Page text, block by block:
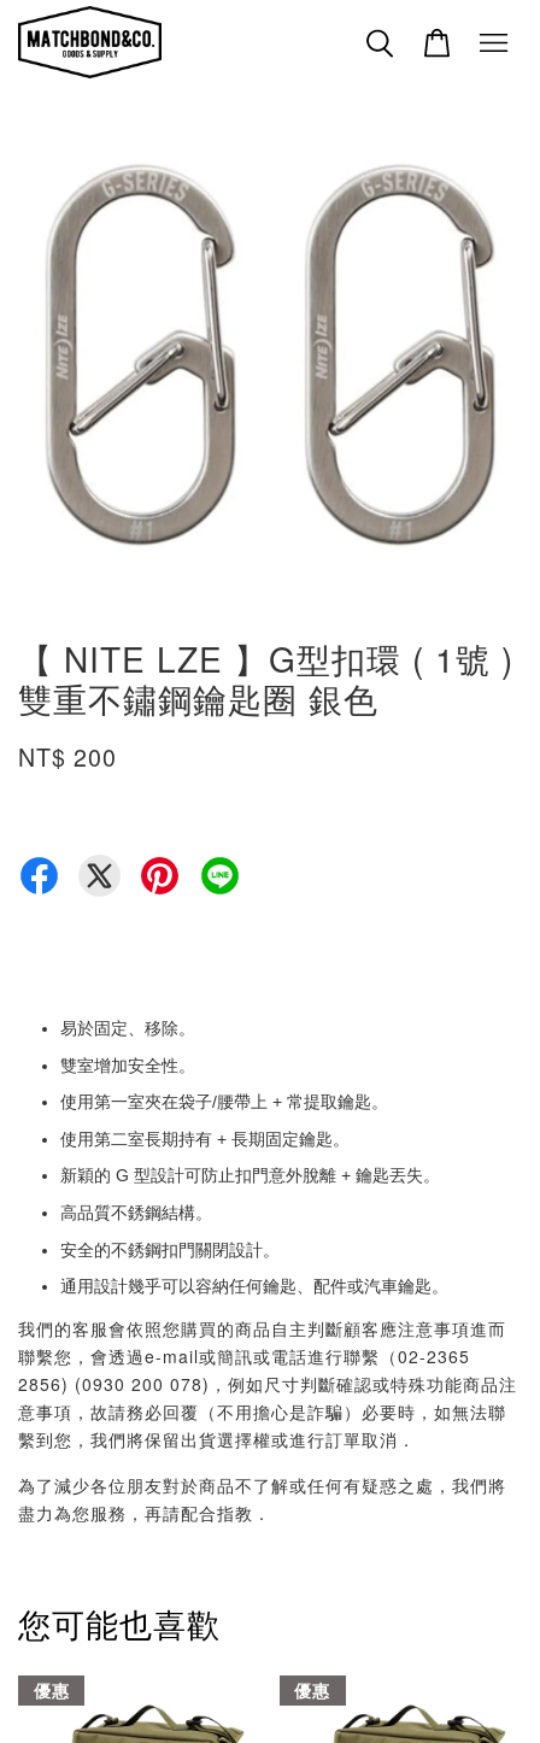
【 NITE LZE 】G型扣環 ( 1號 )
雙重不鏽鋼鑰匙圈 銀色
NT$ 200
易於固定、移除。
雙室增加安全性。
使用第一室夾在袋子/腰帶上 + 常提取鑰匙。
使用第二室長期持有 + 長期固定鑰匙。
新穎的 G 型設計可防止扣門意外脫離 + 鑰匙丟失。
高品質不銹鋼結構。
安全的不銹鋼扣門關閉設計。
通用設計幾乎可以容納任何鑰匙、配件或汽車鑰匙。
我們的客服會依照您購買的商品自主判斷顧客應注意事項進而
聯繫您，會透過e-mail或簡訊或電話進行聯繫（02-2365
2856) (0930 200 078)，例如尺寸判斷確認或特殊功能商品注
意事項，故請務必回覆（不用擔心是詐騙）必要時，如無法聯
繫到您，我們將保留出貨選擇權或進行訂單取消．
為了減少各位朋友對於商品不了解或任何有疑惑之處，我們將
盡力為您服務，再請配合指教．
您可能也喜歡
優惠 優惠